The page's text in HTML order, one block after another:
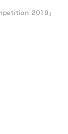
2019」